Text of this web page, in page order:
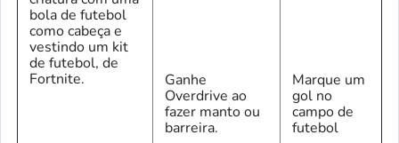
Ganhe
Overdrive ao
fazer manto ou
barreira.
Marque um
gol no
campo de
futebol